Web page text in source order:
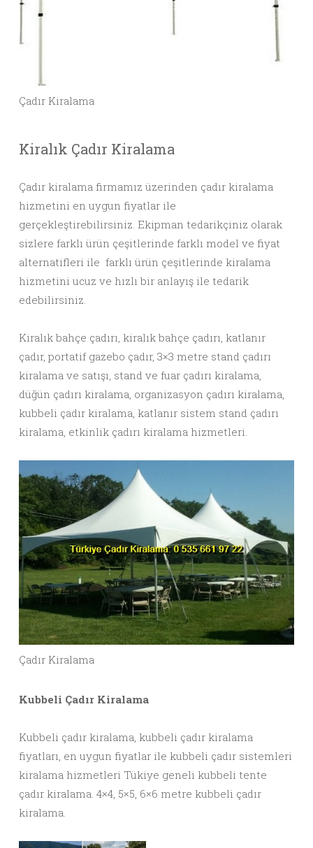
Çadır Kiralama
Kiralık Çadır Kiralama
Çadır kiralama firmamız üzerinden çadır kiralama
hizmetini en uygun fiyatlar ile
gerçekleştirebilirsiniz. Ekipman tedarikçiniz olarak
sizlere farklı ürün çeşitlerinde farklı model ve fiyat
alternatifleri ile farklı ürün çeşitlerinde kiralama
hizmetini ucuz ve hızlı bir anlayış ile tedarik
edebilirsiniz.
Kiralık bahçe çadırı, kiralık bahçe çadırı, katlanır
çadır, portatif gazebo çadır, 3×3 metre stand çadırı
kiralama ve satışı, stand ve fuar çadırı kiralama,
düğün çadırı kiralama, organizasyon çadırı kiralama,
kubbeli çadır kiralama, katlanır sistem stand çadırı
kiralama, etkinlik çadırı kiralama hizmetleri.
Çadır Kiralama
Kubbeli Çadır Kiralama
Kubbeli çadır kiralama, kubbeli çadır kiralama
fiyatları, en uygun fiyatlar ile kubbeli çadır sistemleri
kiralama hizmetleri Tükiye geneli kubbeli tente
çadır kiralama. 4×4, 5×5, 6×6 metre kubbeli çadır
kiralama.